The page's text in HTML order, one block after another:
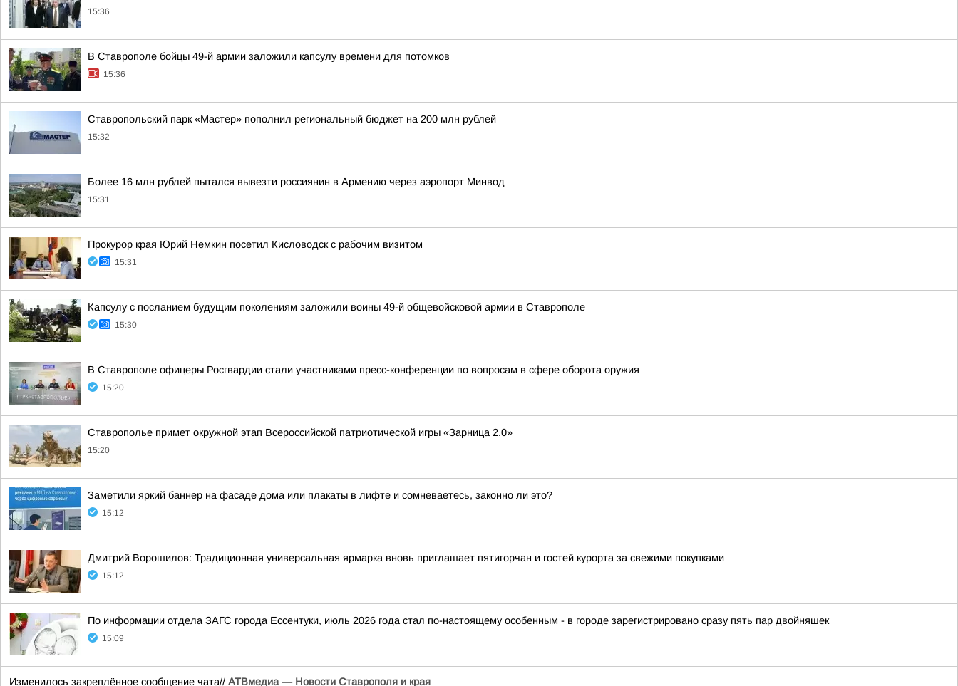
15:36
В Ставрополе бойцы 49-й армии заложили капсулу времени для потомков
15:36
Ставропольский парк «Мастер» пополнил региональный бюджет на 200 млн рублей
15:32
Более 16 млн рублей пытался вывезти россиянин в Армению через аэропорт Минвод
15:31
Прокурор края Юрий Немкин посетил Кисловодск с рабочим визитом
15:31
Капсулу с посланием будущим поколениям заложили воины 49-й общевойсковой армии в Ставрополе
15:30
В Ставрополе офицеры Росгвардии стали участниками пресс-конференции по вопросам в сфере оборота оружия
15:20
Ставрополье примет окружной этап Всероссийской патриотической игры «Зарница 2.0»
15:20
Заметили яркий баннер на фасаде дома или плакаты в лифте и сомневаетесь, законно ли это?
15:12
Дмитрий Ворошилов: Традиционная универсальная ярмарка вновь приглашает пятигорчан и гостей курорта за свежими покупками
15:12
По информации отдела ЗАГС города Ессентуки, июль 2026 года стал по-настоящему особенным - в городе зарегистрировано сразу пять пар двойняшек
15:09
Изменилось закреплённое сообщение чата// АТВмедиа — Новости Ставрополя и края